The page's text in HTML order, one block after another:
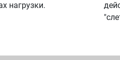
нагрузки.